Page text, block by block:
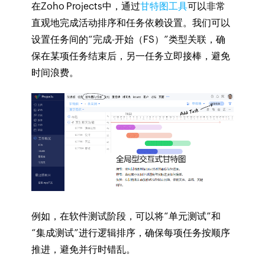
在Zoho Projects中，通过甘特图工具可以非常
直观地完成活动排序和任务依赖设置。我们可以
设置任务间的“完成-开始（FS）”类型关联，确
保在某项任务结束后，另一任务立即接棒，避免
时间浪费。
例如，在软件测试阶段，可以将“单元测试”和
“集成测试”进行逻辑排序，确保每项任务按顺序
推进，避免并行时错乱。